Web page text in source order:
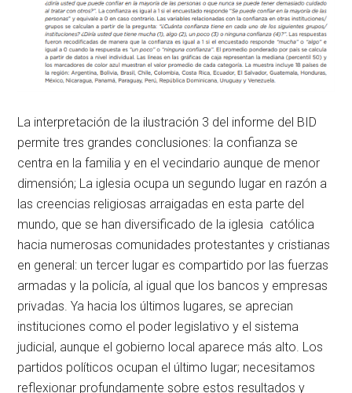
La interpretación de la ilustración 3 del informe del BID
permite tres grandes conclusiones: la confianza se
centra en la familia y en el vecindario aunque de menor
dimensión; La iglesia ocupa un segundo lugar en razón a
las creencias religiosas arraigadas en esta parte del
mundo, que se han diversificado de la iglesia católica
hacia numerosas comunidades protestantes y cristianas
en general: un tercer lugar es compartido por las fuerzas
armadas y la policía, al igual que los bancos y empresas
privadas. Ya hacia los últimos lugares, se aprecian
instituciones como el poder legislativo y el sistema
judicial, aunque el gobierno local aparece más alto. Los
partidos políticos ocupan el último lugar; necesitamos
reflexionar profundamente sobre estos resultados y